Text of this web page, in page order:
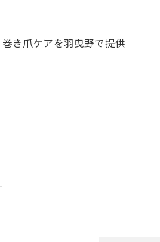
巻き爪ケアを羽曳野で提供